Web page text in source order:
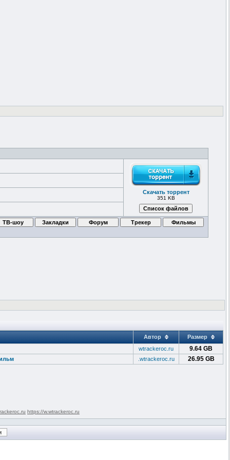
Скачать торрент
351 KB
Автор
Размер
wtrackeroc.ru 9.64 GB
.wtrackeroc.ru 26.95 GB
https://w.wtrackeroc.ru